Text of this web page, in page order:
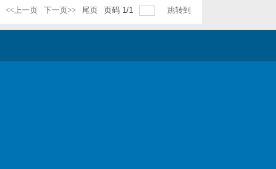
<<上一页 下一页>> 尾页 页码 1 /1 跳转到